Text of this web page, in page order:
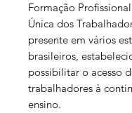
Formação
Única dos
presente em vários
brasileiros,
possibilitar o acesso
trabalhadores à
ensino.